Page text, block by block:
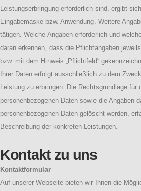
Leistungserbringung erforderlich sind, ergibt
Eingabemaske bzw. Anwendung. Weitere
tätigen. Welche Angaben erforderlich und
daran erkennen, dass die Pflichtangaben
bzw. mit dem Hinweis „Pflichtfeld“
Ihrer Daten erfolgt ausschließlich zu dem
Leistung zu erbringen. Die Rechtsgrundlage für
personenbezogenen Daten sowie die Angaben
personenbezogenen Daten gelöscht werden,
Beschreibung der konkreten Leistungen.
Kontakt zu uns
Kontaktformular
Auf unserer Webseite bieten wir Ihnen die